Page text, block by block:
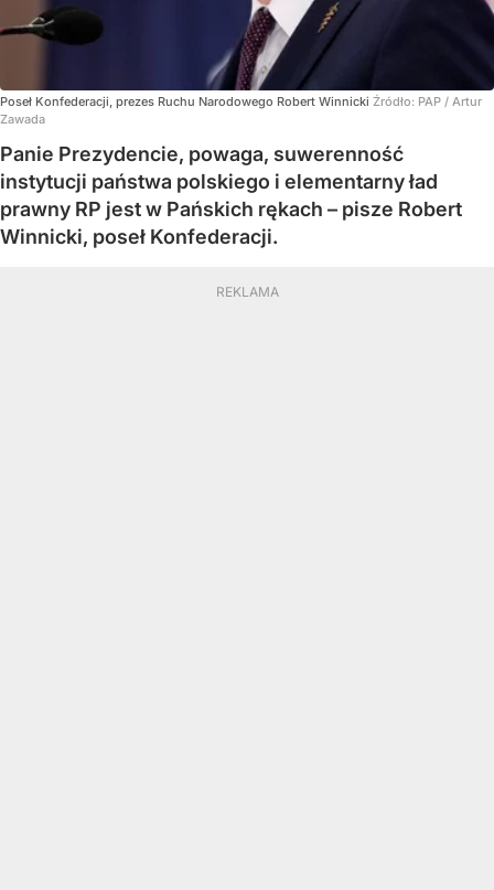
Poseł Konfederacji, prezes Ruchu Narodowego Robert Winnicki Źródło: PAP / Artur
Zawada
Panie Prezydencie, powaga, suwerenność
instytucji państwa polskiego i elementarny ład
prawny RP jest w Pańskich rękach – pisze Robert
Winnicki, poseł Konfederacji.